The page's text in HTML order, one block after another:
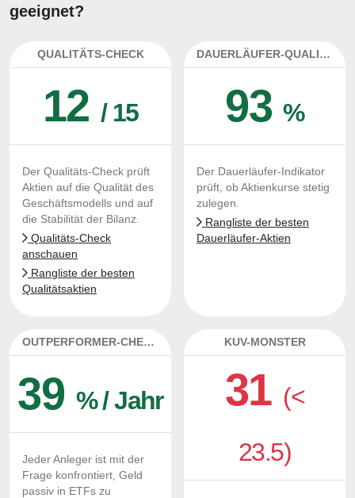
geeignet?
QUALITÄTS-CHECK
12 / 15
Der Qualitäts-Check prüft
Aktien auf die Qualität des
Geschäftsmodells und auf
die Stabilität der Bilanz.
Qualitäts-Check
anschauen
Rangliste der besten
Qualitätsaktien
DAUERLÄUFER-QUALITÄTEN
93%
Der Dauerläufer-Indikator
prüft, ob Aktienkurse stetig
zulegen.
Rangliste der besten
Dauerläufer-Aktien
OUTPERFORMER-CHECK
39 % / Jahr
Jeder Anleger ist mit der
Frage konfrontiert, Geld
passiv in ETFs zu
KUV-MONSTER
31 (<
23.5)